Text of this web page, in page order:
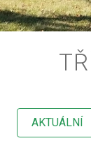
AKTUÁLNÍ